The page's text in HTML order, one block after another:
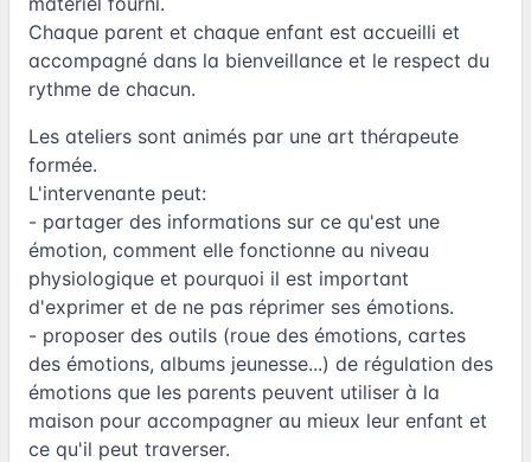
Chaque parent et chaque enfant est accueilli et
accompagné dans la bienveillance et le respect du
rythme de chacun.
Les ateliers sont animés par une art thérapeute
formée.
L'intervenante peut:
- partager des informations sur ce qu'est une
émotion, comment elle fonctionne au niveau
physiologique et pourquoi il est important
d'exprimer et de ne pas réprimer ses émotions.
- proposer des outils (roue des émotions, cartes
des émotions, albums jeunesse...) de régulation des
émotions que les parents peuvent utiliser à la
maison pour accompagner au mieux leur enfant et
ce qu'il peut traverser.